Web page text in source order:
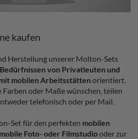
kaufen
Herstellung unserer Molton-Sets
Bedürfnissen von Privatleuten und
mobilen Arbeitsstätten orientiert.
Farben oder Maße wünschen, teilen
telefonisch oder per Mail.
Set für den perfekten mobilen
mobile Foto- oder Filmstudiooder zur